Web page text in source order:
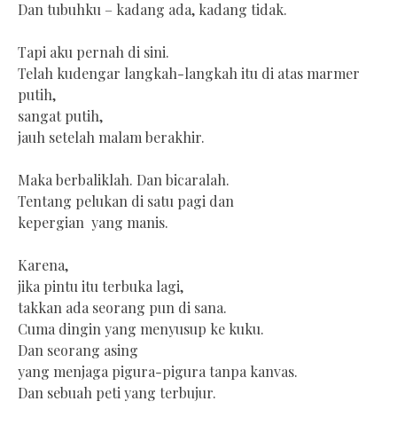
Dan tubuhku – kadang ada, kadang tidak.
Tapi aku pernah di sini.
Telah kudengar langkah-langkah itu di atas marmer
putih,
sangat putih,
jauh setelah malam berakhir.
Maka berbaliklah. Dan bicaralah.
Tentang pelukan di satu pagi dan
kepergian yang manis.
Karena,
jika pintu itu terbuka lagi,
takkan ada seorang pun di sana.
Cuma dingin yang menyusup ke kuku.
Dan seorang asing
yang menjaga pigura-pigura tanpa kanvas.
Dan sebuah peti yang terbujur.